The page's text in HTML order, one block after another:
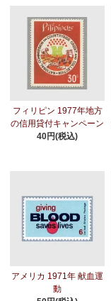
フィリピン 1977年地方
の信用貸付キャンペーン
40円(税込)
アメリカ 1971年 献血運
動